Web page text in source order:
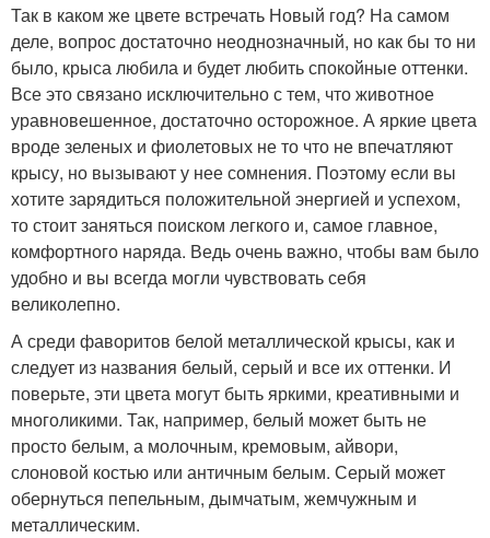
Так в каком же цвете встречать Новый год? На самом
деле, вопрос достаточно неоднозначный, но как бы то ни
было, крыса любила и будет любить спокойные оттенки.
Все это связано исключительно с тем, что животное
уравновешенное, достаточно осторожное. А яркие цвета
вроде зеленых и фиолетовых не то что не впечатляют
крысу, но вызывают у нее сомнения. Поэтому если вы
хотите зарядиться положительной энергией и успехом,
то стоит заняться поиском легкого и, самое главное,
комфортного наряда. Ведь очень важно, чтобы вам было
удобно и вы всегда могли чувствовать себя
великолепно.
А среди фаворитов белой металлической крысы, как и
следует из названия белый, серый и все их оттенки. И
поверьте, эти цвета могут быть яркими, креативными и
многоликими. Так, например, белый может быть не
просто белым, а молочным, кремовым, айвори,
слоновой костью или античным белым. Серый может
обернуться пепельным, дымчатым, жемчужным и
металлическим.